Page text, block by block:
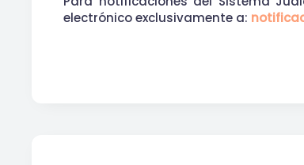
electrónico exclusivamente a: